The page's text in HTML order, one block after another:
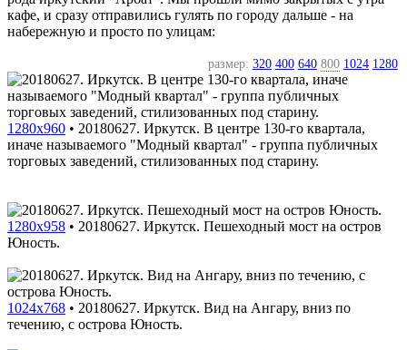
кафе, и сразу отправились гулять по городу дальше - на
набережную и просто по улицам:
размер: 320 400 640 800 1024 1280
1280x960 • 20180627. Иркутск. В центре 130-го квартала,
иначе называемого "Модный квартал" - группа публичных
торговых заведений, стилизованных под старину.
1280x958 • 20180627. Иркутск. Пешеходный мост на остров
Юность.
1024x768 • 20180627. Иркутск. Вид на Ангару, вниз по
течению, с острова Юность.